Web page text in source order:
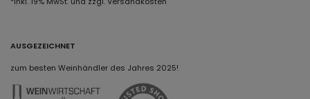
AUSGEZEICHNET
zum besten Weinhändler des Jahres 2025!